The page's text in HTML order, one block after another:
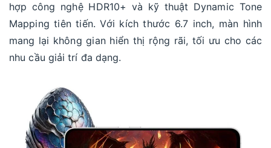
hợp công nghệ HDR10+ và kỹ thuật Dynamic Tone
Mapping tiên tiến. Với kích thước 6.7 inch, màn hình
mang lại không gian hiển thị rộng rãi, tối ưu cho các
nhu cầu giải trí đa dạng.